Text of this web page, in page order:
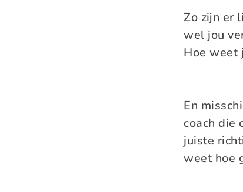
Zo zijn er
wel jou
Hoe weet
En
coach die
juiste
weet hoe